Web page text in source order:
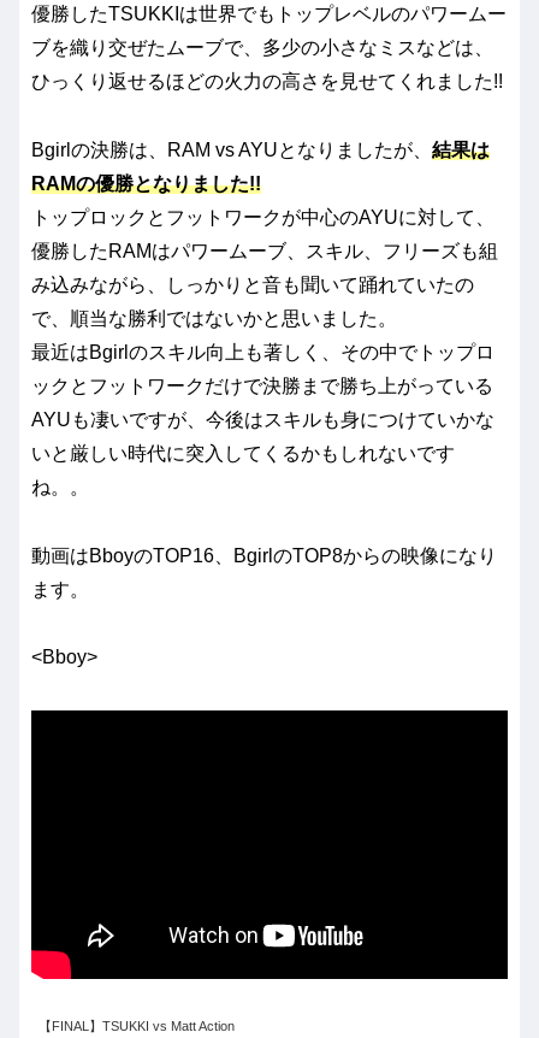
優勝したTSUKKIは世界でもトップレベルのパワームー
ブを織り交ぜたムーブで、多少の小さなミスなどは、
ひっくり返せるほどの火力の高さを見せてくれました!!
Bgirlの決勝は、RAM vs AYUとなりましたが、 結果は
RAMの優勝となりました!!
トップロックとフットワークが中心のAYUに対して、
優勝したRAMはパワームーブ、スキル、フリーズも組
み込みながら、しっかりと音も聞いて踊れていたの
で、順当な勝利ではないかと思いました。
最近はBgirlのスキル向上も著しく、その中でトップロ
ックとフットワークだけで決勝まで勝ち上がっている
AYUも凄いですが、今後はスキルも身につけていかな
いと厳しい時代に突入してくるかもしれないです
ね。。
動画はBboyのTOP16、BgirlのTOP8からの映像になり
ます。
<Bboy>
【FINAL】TSUKKI vs Matt Action